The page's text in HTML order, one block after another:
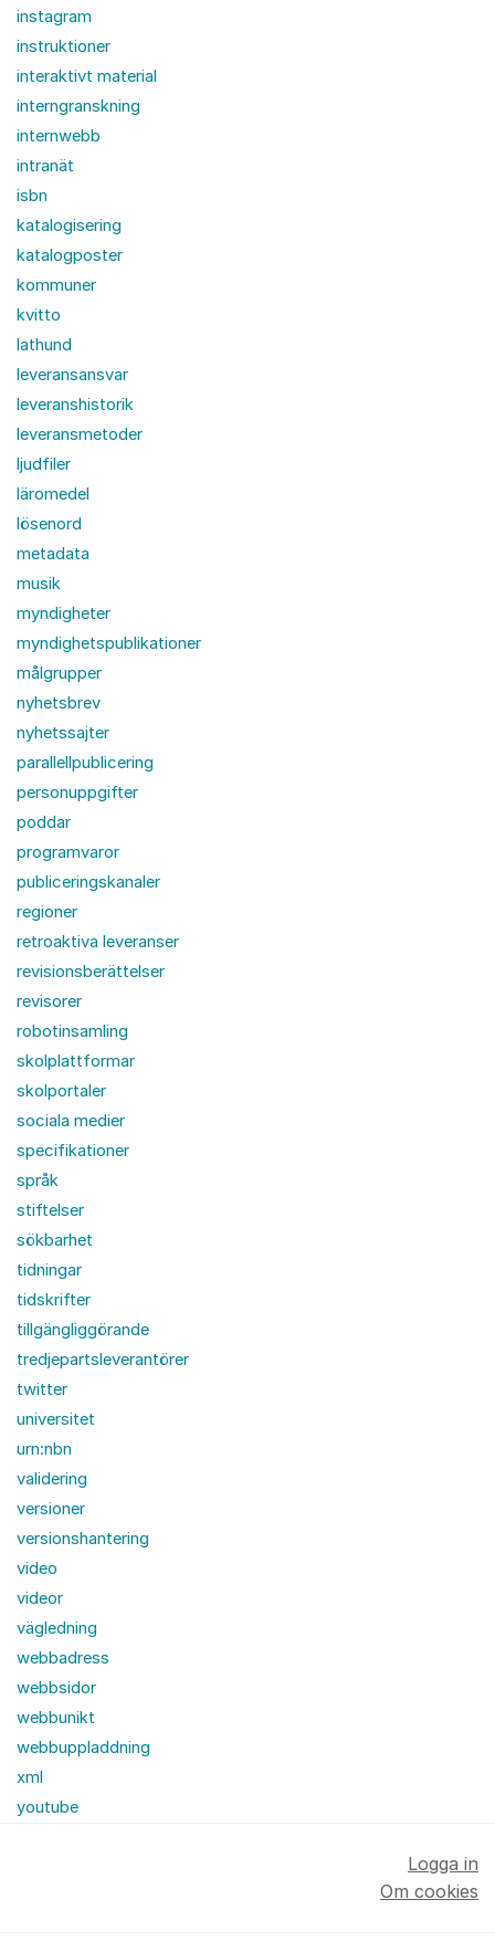
instagram
instruktioner
interaktivt material
interngranskning
internwebb
intranät
isbn
katalogisering
katalogposter
kommuner
kvitto
lathund
leveransansvar
leveranshistorik
leveransmetoder
ljudfiler
läromedel
lösenord
metadata
musik
myndigheter
myndighetspublikationer
målgrupper
nyhetsbrev
nyhetssajter
parallellpublicering
personuppgifter
poddar
programvaror
publiceringskanaler
regioner
retroaktiva leveranser
revisionsberättelser
revisorer
robotinsamling
skolplattformar
skolportaler
sociala medier
specifikationer
språk
stiftelser
sökbarhet
tidningar
tidskrifter
tillgängliggörande
tredjepartsleverantörer
twitter
universitet
urn:nbn
validering
versioner
versionshantering
video
videor
vägledning
webbadress
webbsidor
webbunikt
webbuppladdning
xml
youtube
Logga in
Om cookies